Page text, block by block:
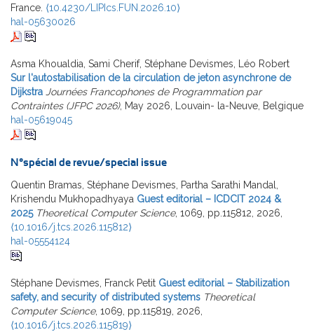
France. ⟨10.4230/LIPIcs.FUN.2026.10⟩
hal-05630026
Asma Khoualdia, Sami Cherif, Stéphane Devismes, Léo Robert
Sur l'autostabilisation de la circulation de jeton asynchrone de
Dijkstra Journées Francophones de Programmation par
Contraintes (JFPC 2026), May 2026, Louvain- la-Neuve, Belgique
hal-05619045
N°spécial de revue/special issue
Quentin Bramas, Stéphane Devismes, Partha Sarathi Mandal,
Krishendu Mukhopadhyaya Guest editorial – ICDCIT 2024 &
2025 Theoretical Computer Science, 1069, pp.115812, 2026,
⟨10.1016/j.tcs.2026.115812⟩
hal-05554124
Stéphane Devismes, Franck Petit Guest editorial – Stabilization
safety, and security of distributed systems Theoretical
Computer Science, 1069, pp.115819, 2026,
⟨10.1016/j.tcs.2026.115819⟩